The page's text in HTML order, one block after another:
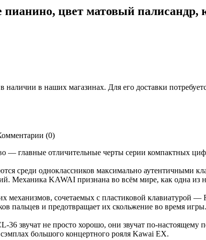
цвет матовый
в наших магазинах. Для его доставки
(0)
— главные отличительные черты серии компактных
среди одноклассников максимально аутентичными
Механика KAWAI признана во всём мире, как одна из
механизмов, сочетаемых с пластиковой клавиатурой
пальцев и предотвращает их скольжение во время игры.
звучат не просто хорошо, они звучат по-настоящему
большого концертного рояля Kawai EX.